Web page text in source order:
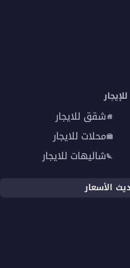
للإيجار
شقق للايجار
محلات للايجار
شاليهات للايجار
الأسعار